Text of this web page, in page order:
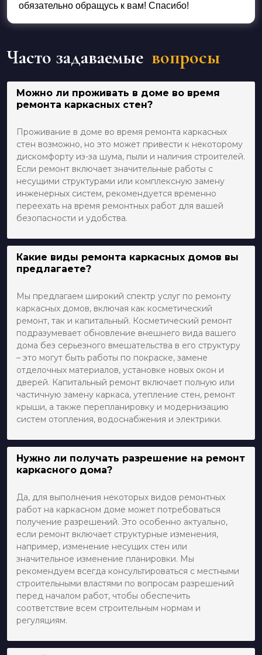
обязательно обращусь к вам! Спасибо!
Часто задаваемые вопросы
Можно ли проживать в доме во время
ремонта каркасных стен?
Проживание в доме во время ремонта каркасных
стен возможно, но это может привести к некоторому
дискомфорту из-за шума, пыли и наличия строителей.
Если ремонт включает значительные работы с
несущими структурами или комплексную замену
инженерных систем, рекомендуется временно
переехать на время ремонтных работ для вашей
безопасности и удобства.
Какие виды ремонта каркасных домов вы
предлагаете?
Мы предлагаем широкий спектр услуг по ремонту
каркасных домов, включая как косметический
ремонт, так и капитальный. Косметический ремонт
подразумевает обновление внешнего вида вашего
дома без серьезного вмешательства в его структуру
– это могут быть работы по покраске, замене
отделочных материалов, установке новых окон и
дверей. Капитальный ремонт включает полную или
частичную замену каркаса, утепление стен, ремонт
крыши, а также перепланировку и модернизацию
систем отопления, водоснабжения и электрики.
Нужно ли получать разрешение на ремонт
каркасного дома?
Да, для выполнения некоторых видов ремонтных
работ на каркасном доме может потребоваться
получение разрешений. Это особенно актуально,
если ремонт включает структурные изменения,
например, изменение несущих стен или
значительное изменение планировки. Мы
рекомендуем всегда консультироваться с местными
строительными властями по вопросам разрешений
перед началом работ, чтобы обеспечить
соответствие всем строительным нормам и
регуляциям.